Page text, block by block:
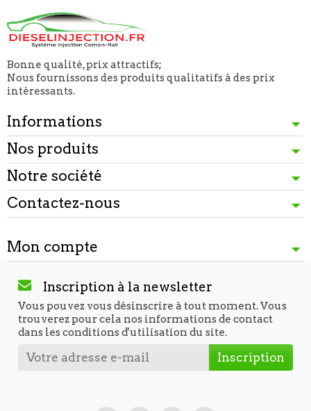
Bonne qualité, prix attractifs;
Nous fournissons des produits qualitatifs à des prix
intéressants.
Informations
Nos produits
Notre société
Contactez-nous
Mon compte
Inscription à la newsletter
Vous pouvez vous désinscrire à tout moment. Vous
trouverez pour cela nos informations de contact
dans les conditions d'utilisation du site.